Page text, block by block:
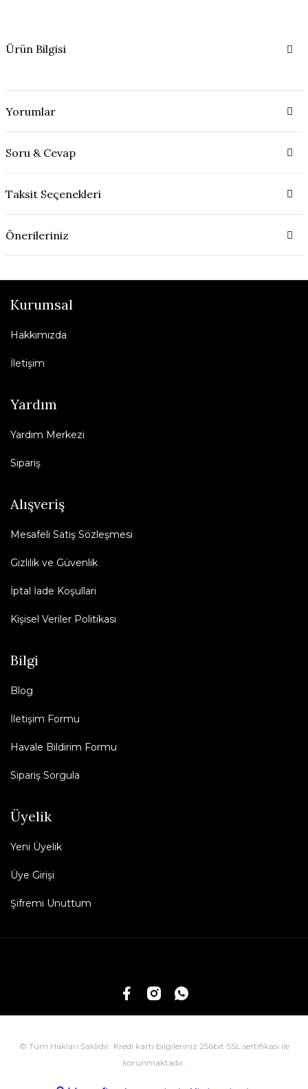
Ürün Bilgisi
Yorumlar
Soru & Cevap
Taksit Seçenekleri
Önerileriniz
Kurumsal
Hakkımızda
İletişim
Yardım
Yardım Merkezi
Sipariş
Alışveriş
Mesafeli Satış Sözleşmesi
Gizlilik ve Güvenlik
İptal İade Koşullari
Kişisel Veriler Politikası
Bilgi
Blog
İletişim Formu
Havale Bildirim Formu
Sipariş Sorgula
Üyelik
Yeni Üyelik
Üye Girişi
Şifremi Unuttum
© Tüm Hakları Saklıdır. Kredi kartı bilgileriniz 256bit SSL sertifikası ile
korunmaktadır.